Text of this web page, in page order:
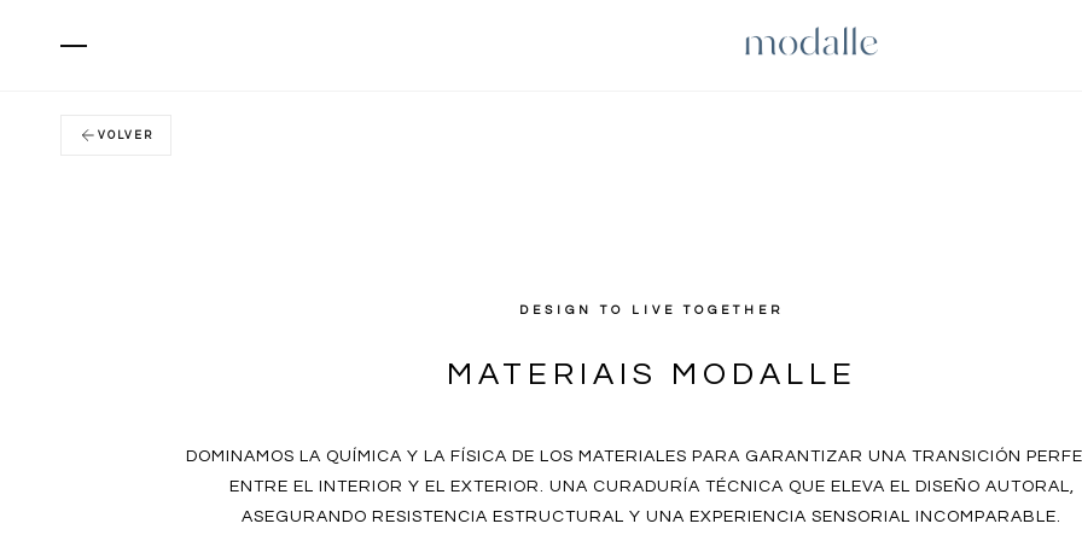
VOLVER
DESIGN TO LIVE TOGETHER
MATERIAIS MODALLE
DOMINAMOS LA QUÍMICA Y LA FÍSICA DE LOS MATERIALES PARA GARANTIZAR UNA TRANSICIÓN
ENTRE EL INTERIOR Y EL EXTERIOR. UNA CURADURÍA TÉCNICA QUE ELEVA EL DISEÑO AUTORAL,
ASEGURANDO RESISTENCIA ESTRUCTURAL Y UNA EXPERIENCIA SENSORIAL INCOMPARABLE.